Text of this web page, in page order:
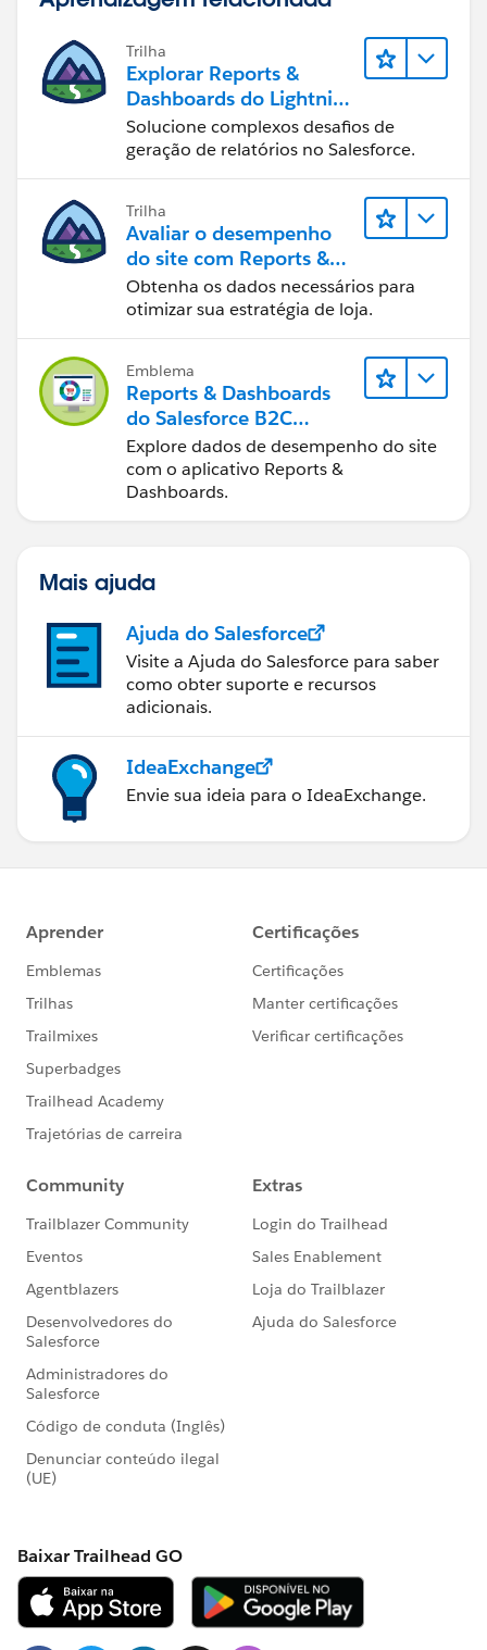
Trilha
Explorar Reports &
Dashboards do Lightning
Experience
Solucione complexos desafios de
geração de relatórios no Salesforce.
Trilha
Avaliar o desempenho
do site com Reports &
Dashboards do B2C
Commerce
Obtenha os dados necessários para
otimizar sua estratégia de loja.
Emblema
Reports & Dashboards
do Salesforce B2C
Commerce
Explore dados de desempenho do site
com o aplicativo Reports &
Dashboards.
Mais ajuda
Ajuda do Salesforce
Visite a Ajuda do Salesforce para saber
como obter suporte e recursos
adicionais.
IdeaExchange
Envie sua ideia para o IdeaExchange.